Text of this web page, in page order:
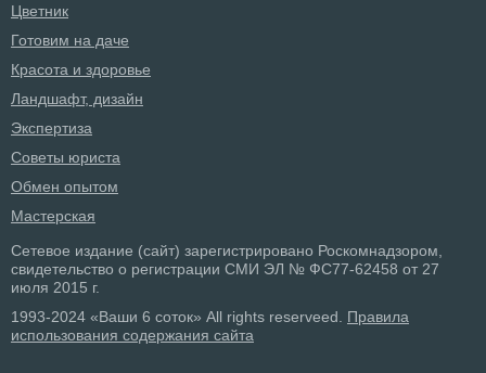
Цветник
Готовим на даче
Красота и здоровье
Ландшафт, дизайн
Экспертиза
Советы юриста
Обмен опытом
Мастерская
Сетевое издание (сайт) зарегистрировано Роскомнадзором,
свидетельство о регистрации СМИ ЭЛ № ФС77-62458 от 27
июля 2015 г.
1993-2024 «Ваши 6 соток» All rights reserveed. Правила
использования содержания сайта